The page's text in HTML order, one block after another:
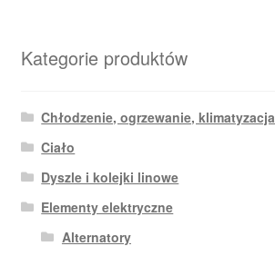
Kategorie produktów
Chłodzenie, ogrzewanie, klimatyzacja
Ciało
Dyszle i kolejki linowe
Elementy elektryczne
Alternatory